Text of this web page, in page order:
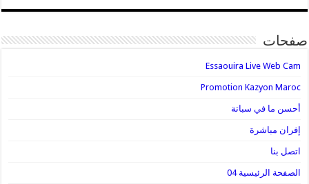
صفحات
Essaouira Live Web Cam
Promotion Kazyon Maroc
أحسن ما في سباتة
إفران مباشرة
اتصل بنا
الصفحة الرئيسية 04